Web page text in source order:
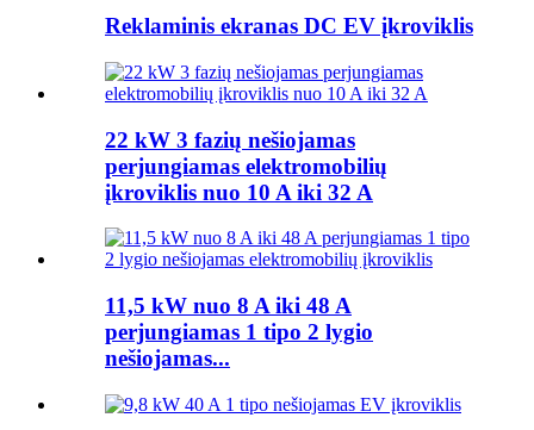
Reklaminis ekranas DC EV įkroviklis
22 kW 3 fazių nešiojamas
perjungiamas elektromobilių
įkroviklis nuo 10 A iki 32 A
11,5 kW nuo 8 A iki 48 A
perjungiamas 1 tipo 2 lygio
nešiojamas...